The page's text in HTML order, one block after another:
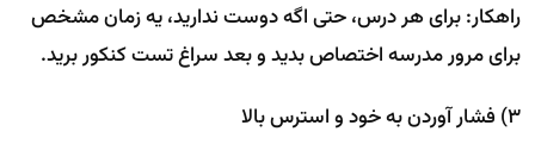
راهکار: برای هر درس، حتی اگه دوست ندارید، یه زمان مشخص
برای مرور مدرسه اختصاص بدید و بعد سراغ تست کنکور برید.
۳) فشار آوردن به خود و استرس بالا